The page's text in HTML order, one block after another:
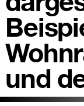
und